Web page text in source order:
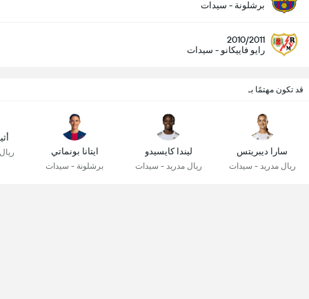
برشلونة - سيدات
2010/2011
رايو فاييكانو - سيدات
قد تكون مهتمًا بـ
سارا ديبريتس
ريال مدريد - سيدات
ليندا كايسيدو
ريال مدريد - سيدات
ايتانا بونماتي
برشلونة - سيدات